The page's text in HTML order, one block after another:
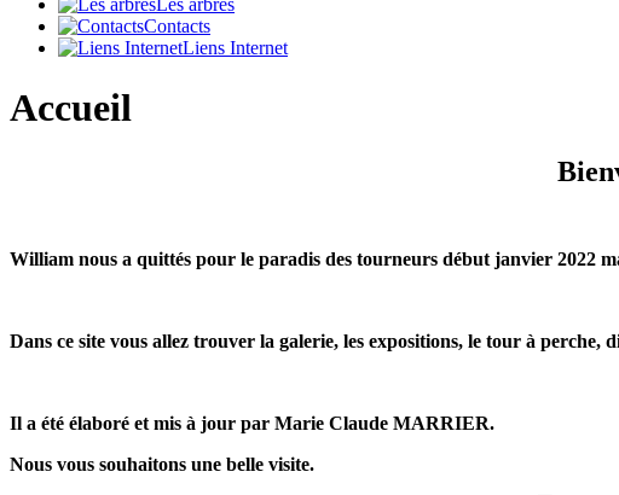
Les arbres
Contacts
Liens Internet
Accueil
William nous a quittés pour le paradis des tourneurs début janvier 2022
Dans ce site vous allez trouver la galerie, les expositions, le tour à perche,
Il a été élaboré et mis à jour par Marie Claude MARRIER.
Nous vous souhaitons une belle visite.